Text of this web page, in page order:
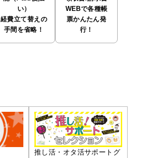
い）
経費立て替えの
手間を省略！
WEBで各種帳
票かんたん発
行！
推し活・オタ活サポートグ